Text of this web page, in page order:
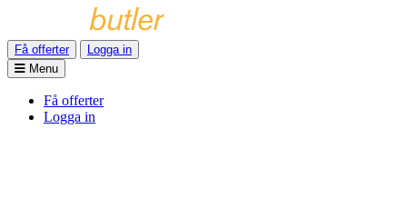
Få offerter
Logga in
Menu
Få offerter
Logga in